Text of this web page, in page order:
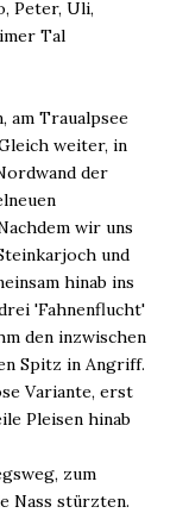
Peter, Uli,
Tal
am Traualpsee
weiter, in
der
wir uns
und
hinab ins
'Fahnenflucht'
den inzwischen
Spitz in Angriff.
Variante, erst
Pleisen hinab
zum
Nass stürzten.